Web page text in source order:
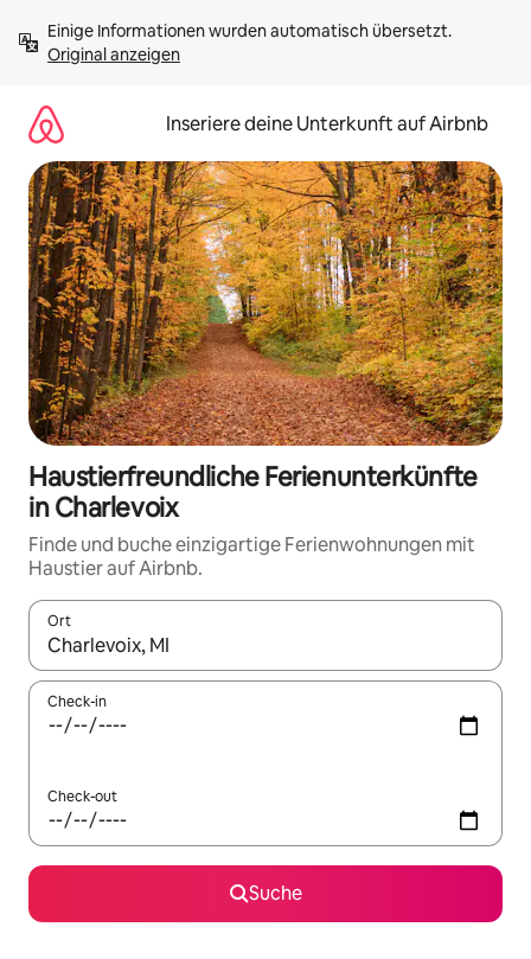
Inhalten
springenOriginal anzeigen
Inseriere deine Unterkunft auf Airbnb
Haustierfreundliche Ferienunterkünfte
in Charlevoix
Finde und buche einzigartige Ferienwohnungen mit
Haustier auf Airbnb.
Ort
Wenn Ergebnisse verfügbar sind, navigiere mit den
Check-in
Check-out
Suche